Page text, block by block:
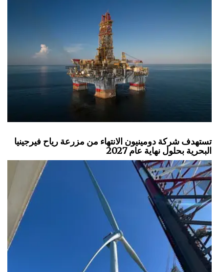
تستهدف شركة دومينيون الانتهاء من مزرعة رياح فيرجينيا
البحرية بحلول نهاية عام 2027